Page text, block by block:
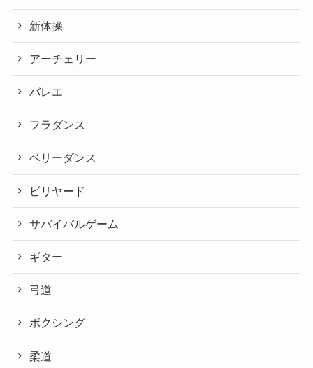
新体操
アーチェリー
バレエ
フラダンス
ベリーダンス
ビリヤード
サバイバルゲーム
ギター
弓道
ボクシング
柔道